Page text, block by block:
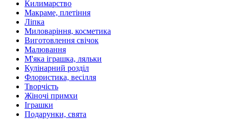
Килимарство
Макраме, плетіння
Ліпка
Миловаріння, косметика
Виготовлення свічок
Малювання
М'яка іграшка, ляльки
Кулінарний розділ
Флористика, весілля
Творчість
Жіночі примхи
Іграшки
Подарунки, свята